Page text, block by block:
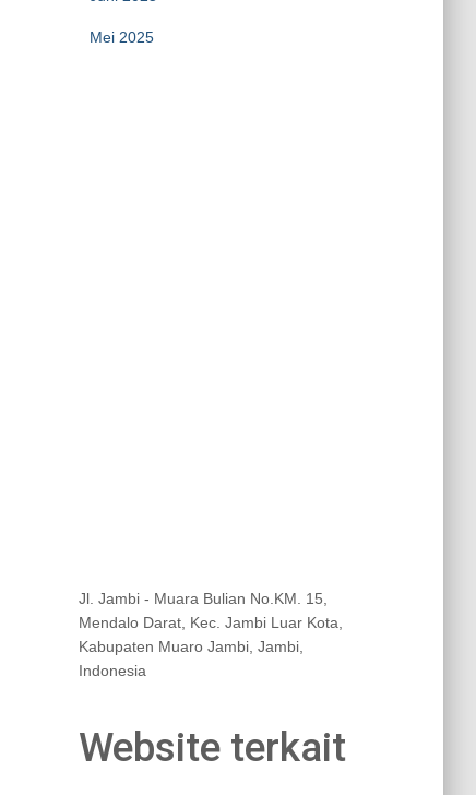
Mei 2025
Jl. Jambi - Muara Bulian No.KM. 15,
Mendalo Darat, Kec. Jambi Luar Kota,
Kabupaten Muaro Jambi, Jambi,
Indonesia
Website terkait